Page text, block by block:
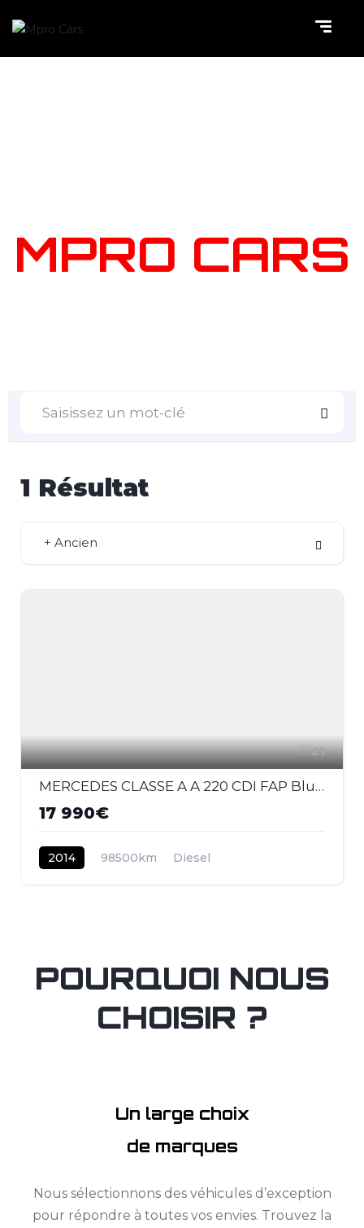
MPRO CARS
1 Résultat
+ Ancien
21
MERCEDES CLASSE A A 220 CDI FAP BlueEfficiency - BV 7G-DCT Fascination
17 990€
2014 98500km Diesel
POURQUOI NOUS
CHOISIR ?
Un large choix
de marques
Nous sélectionnons des véhicules d’exception
pour répondre à toutes vos envies. Trouvez la